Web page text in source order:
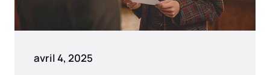
avril 4, 2025